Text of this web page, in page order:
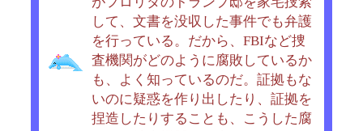
して、文書を没収した事件でも弁護
を行っている。だから、FBIなど捜
査機関がどのように腐敗しているか
も、よく知っているのだ。証拠もな
いのに疑惑を作り出したり、証拠を
捏造したりすることも、こうした腐